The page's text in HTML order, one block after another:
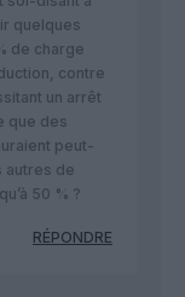
quelques
de charge
contre
un arrêt
que des
peut-
autres de
50 % ?
RÉPONDRE